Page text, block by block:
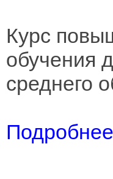
Курс
обучения
среднего